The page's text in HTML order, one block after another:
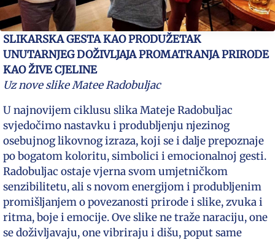
SLIKARSKA GESTA KAO PRODUŽETAK
UNUTARNJEG DOŽIVLJAJA PROMATRANJA PRIRODE
KAO ŽIVE CJELINE
Uz nove slike Matee Radobuljac
U najnovijem ciklusu slika Mateje Radobuljac
svjedočimo nastavku i produbljenju njezinog
osebujnog likovnog izraza, koji se i dalje prepoznaje
po bogatom koloritu, simbolici i emocionalnoj gesti.
Radobuljac ostaje vjerna svom umjetničkom
senzibilitetu, ali s novom energijom i produbljenim
promišljanjem o povezanosti prirode i slike, zvuka i
ritma, boje i emocije. Ove slike ne traže naraciju, one
se doživljavaju, one vibriraju i dišu, poput same